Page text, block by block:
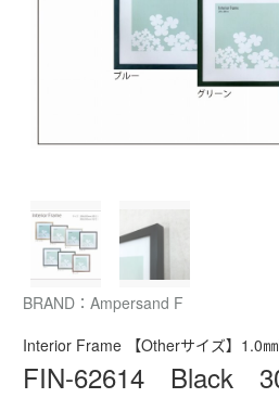
BRAND：Ampersand F
Interior Frame 【Otherサイズ】1.0
FIN-62614 Black